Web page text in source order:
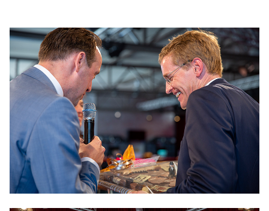
PARTEIGESCHICHTE
PARTEIGERICHT
IM LANDTAG
IN DER LANDESREGIERUNG
IM BUNDESTAG
IM EUROPÄISCHEN PARLAMENT
NEWSLETTER ABONNIEREN
BILDER